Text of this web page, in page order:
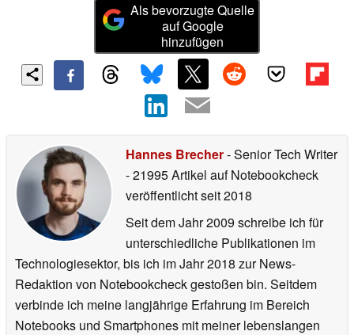
Als bevorzugte Quelle
auf Google
hinzufügen
Hannes Brecher- Senior Tech Writer
- 21995 Artikel auf Notebookcheck
veröffentlichtseit 2018
Seit dem Jahr 2009 schreibe ich für
unterschiedliche Publikationen im
Technologiesektor, bis ich im Jahr 2018 zur News-
Redaktion von Notebookcheck gestoßen bin. Seitdem
verbinde ich meine langjährige Erfahrung im Bereich
Notebooks und Smartphones mit meiner lebenslangen